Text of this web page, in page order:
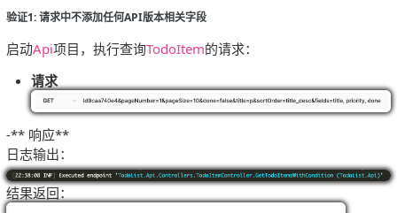
验证1: 请求中不添加任何API版本相关字段
启动Api项目，执行查询TodoItem的请求：
请求
-** 响应**
日志输出：
结果返回：